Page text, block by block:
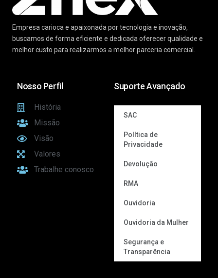
Empresa carioca e apaixonada por tecnologia e inovação,
buscamos de forma eficiente e dedicada oferecer qualidade e
melhor custo para realizarmos a melhor parceria comercial.
Nosso Perfil
História
Missão
Visão
Valores
Trabalhe conosco
Suporte Avançado
SAC
Política de
Privacidade
Devolução
RMA
Ouvidoria
Ouvidoria da Mulher
Segurança e
Transparência